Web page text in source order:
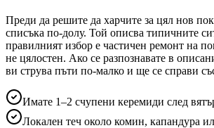
Преди да решите да харчите за цял нов
списъка по-долу. Той описва типичните
правилният избор е частичен ремонт на
не цялостен. Ако се разпознавате в
ви струва пъти по-малко и ще се справи
Имате 1–2 счупени керемиди след
Локален теч около комин, капандура